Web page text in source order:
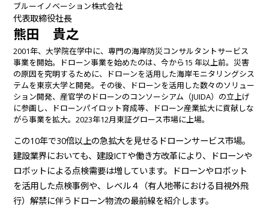
ブルーイノベーション株式会社
代表取締役社長
熊田 貴之
2001年、大学院在学中に、専門の海岸防災コンサルタントサービス
事業を開始。ドローン事業を始めたのは、今から15 年以上前。災害
の原因を究明するために、ドローンを活用した海岸モニタリングシス
テムを東京大学と開発。その後、ドローンを活用した数々のソリュー
ション開発、産官学のドローンのコンソーシアム（JUIDA）の立上げ
に参画し、ドローンパイロット育成等、ドローン産業拡大に貢献しな
がら事業を拡大。2023年12月東証グロース市場に上場。
この10年で30倍以上の急拡大を見せるドローンサービス市場。
建設業界においても、建設ICTや働き方改革により、ドローンや
ロボットによる点検需要は増しています。ドローンやロボット
を活用した点検事例や、レベル４（有人地帯における目視外飛
行）解禁に伴うドローン物流の最前線を紹介します。